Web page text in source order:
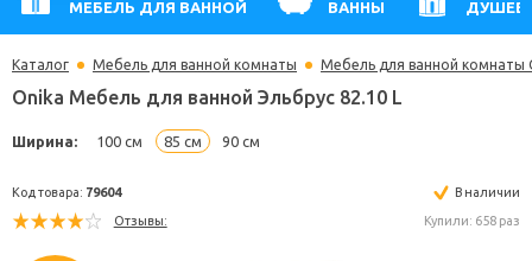
МЕБЕЛЬ ДЛЯ ВАННОЙ ВАННЫ
Каталог Мебель для ванной комнаты Мебель для ванной комнаты
Onika Мебель для ванной Эльбрус 82.10 L
Ширина: 100 см